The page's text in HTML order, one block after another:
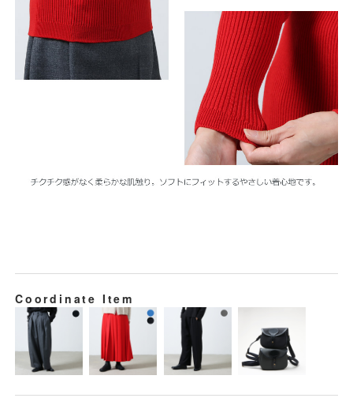
Coordinate Item